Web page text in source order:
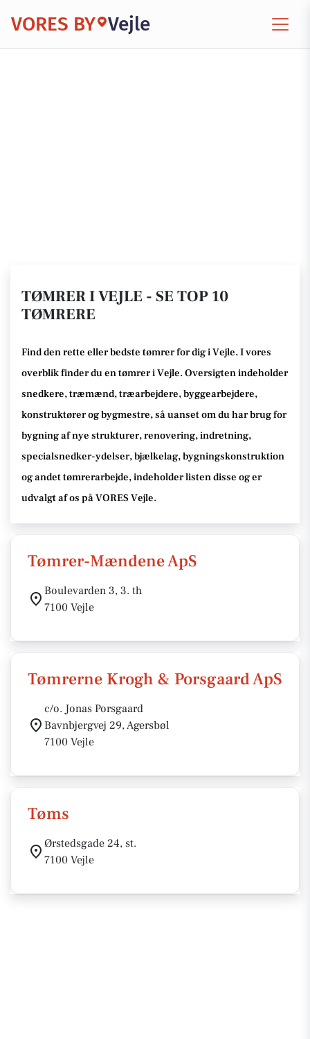
VORES BY Vejle
TØMRER I VEJLE - SE TOP 10
TØMRERE
Find den rette eller bedste tømrerfor dig i Vejle. I vores
overblik finder du en tømrer i Vejle.Oversigten indeholder
snedkere, træmænd, træarbejdere, byggearbejdere,
konstruktører og bygmestre,så uanset om du har brug for
bygning af nye strukturer, renovering, indretning,
specialsnedker-ydelser, bjælkelag, bygningskonstruktion
og andet tømrerarbejde, indeholder listen disse og er
udvalgt af os på VORES Vejle.
Tømrer-Mændene ApS
Boulevarden 3, 3. th
7100 Vejle
Tømrerne Krogh & Porsgaard ApS
c/o. Jonas Porsgaard
Bavnbjergvej 29, Agersbøl
7100 Vejle
Tøms
Ørstedsgade 24, st.
7100 Vejle